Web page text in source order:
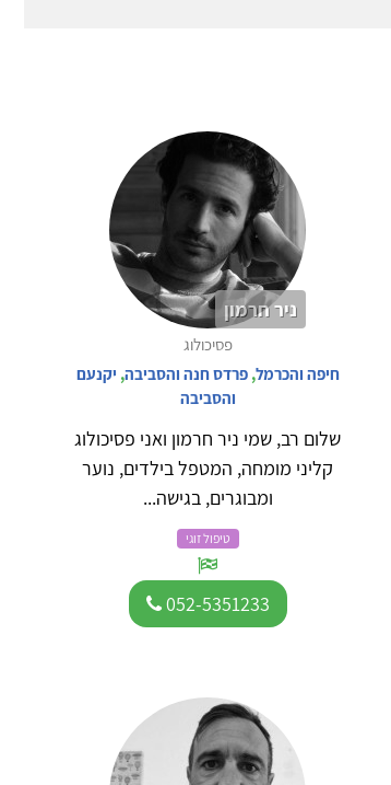
ניר חרמון
פסיכולוג
חיפה והכרמל,פרדס חנה והסביבה, יקנעם
והסביבה
שלום רב, שמי ניר חרמון ואני פסיכולוג
קליני מומחה, המטפל בילדים, נוער
ומבוגרים, בגישה...
טיפול זוגי
052-5351233